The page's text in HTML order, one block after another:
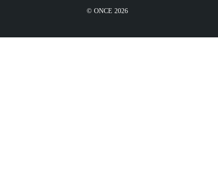
© ONCE 2026